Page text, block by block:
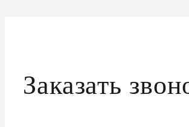
Заказать